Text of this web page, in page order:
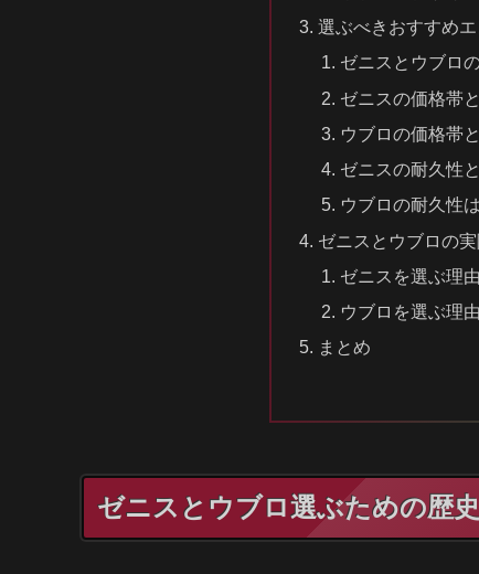
選ぶべきおすすめ
ゼニスとウブロ
ゼニスの価格帯
ウブロの価格帯
ゼニスの耐久性
ウブロの耐久性
ゼニスとウブロの
ゼニスを選ぶ理由
ウブロを選ぶ理由
まとめ
ゼニスとウブロ選ぶための歴